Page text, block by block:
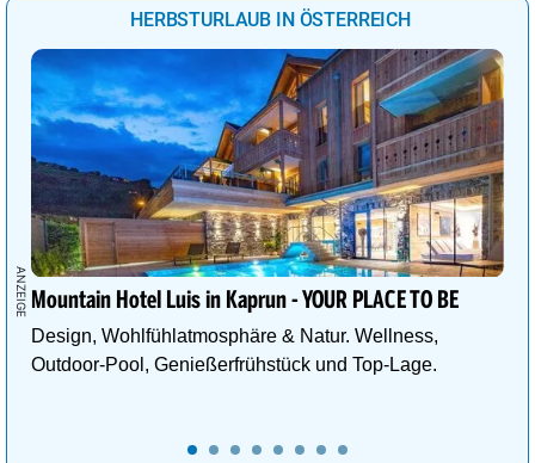
24° Regenschauer
Wien bedeckt 97%
HERBSTURLAUB IN ÖSTERREICH
Mountain Hotel Luis in Kaprun - YOUR PLACE TO BE
Design, Wohlfühlatmosphäre & Natur. Wellness,
Outdoor-Pool, Genießerfrühstück und Top-Lage.